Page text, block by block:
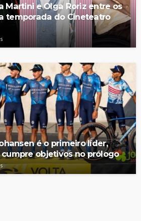
Martini e Olga Roriz entre os
temporada do Cineteatro
é o primeiro líder,
objetivos no prólogo